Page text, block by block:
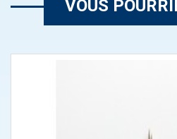
VOUS